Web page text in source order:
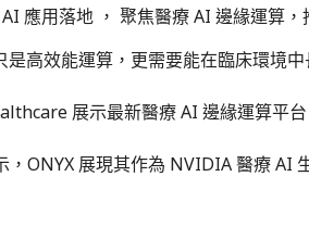
應用落地 ， 聚焦醫療 AI 邊緣運算
高效能運算，更需要能在臨床環境
展示最新醫療 AI 邊緣運算平
ONYX 展現其作為 NVIDIA 醫療 AI